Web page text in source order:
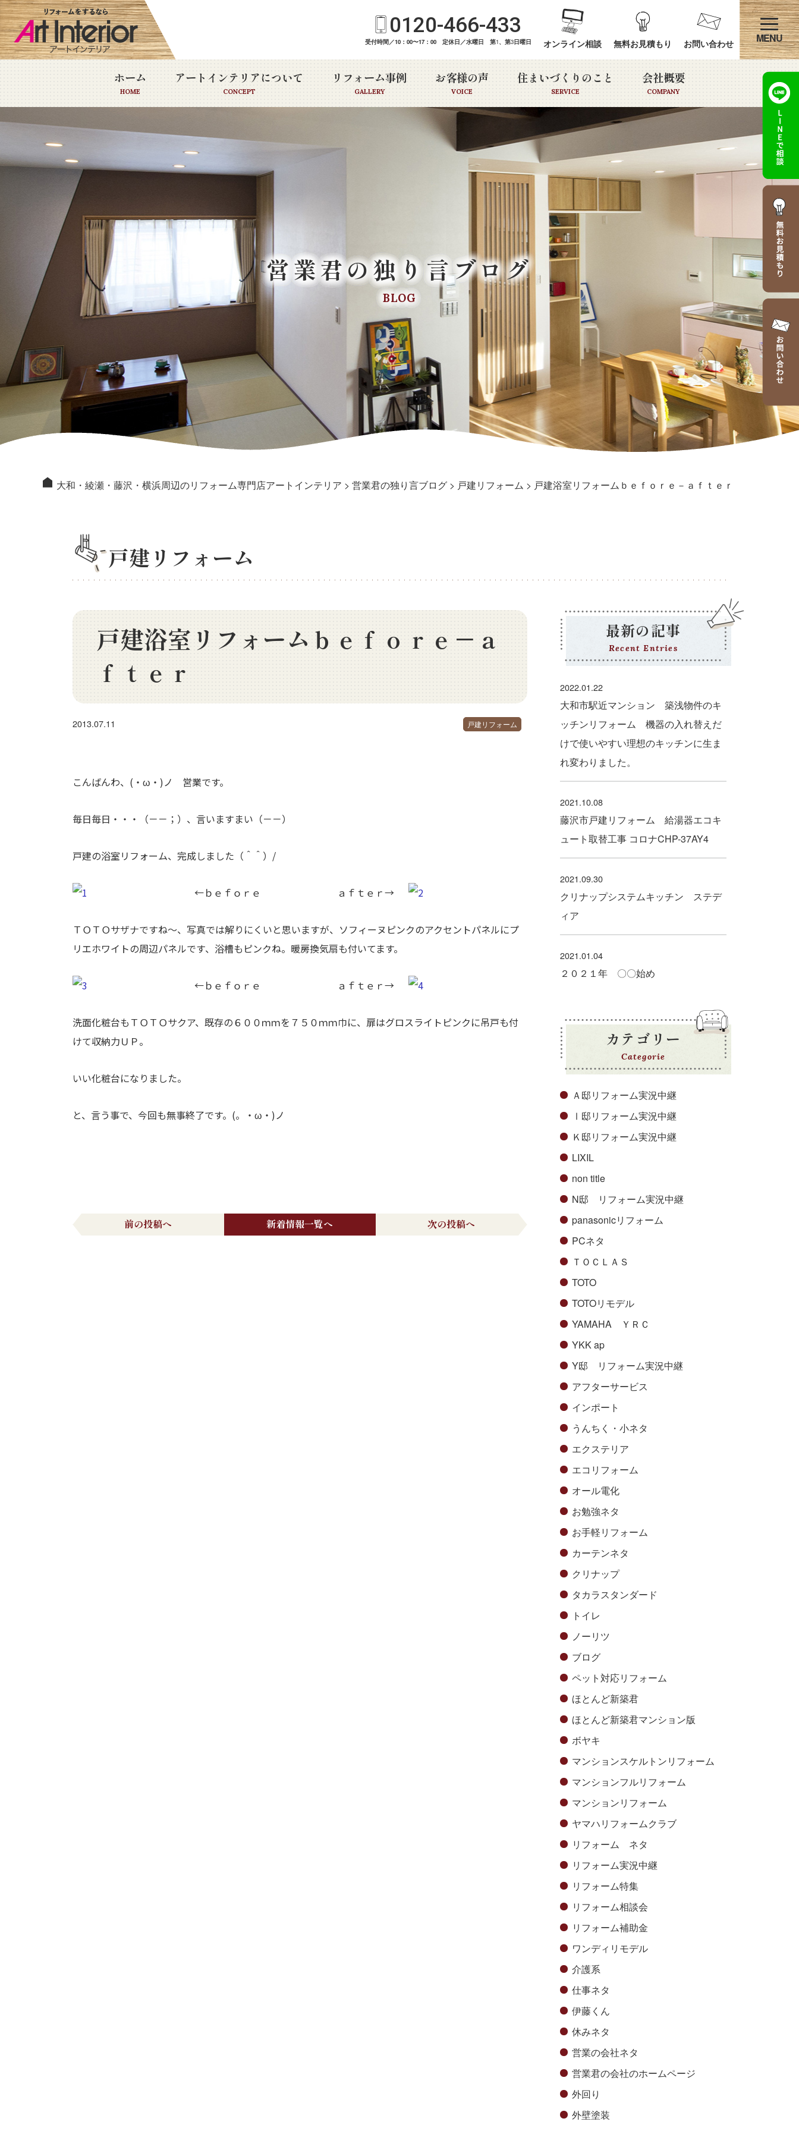
0120-466-433
受付時間／10：00〜17：00 定休日／水曜日 第1 、第3日曜日 オンライン相談 無料お見積もり お問い合わせ
ホーム
HOME
アートインテリアについて
CONCEPT
リフォーム事例
GALLERY
お客様の声
VOICE
住まいづくりのこと
SERVICE
会社概要
COMPANY
営業君の独り言ブログ
BLOG
大和・綾瀬・藤沢・横浜周辺のリフォーム専門店アートインテリア > 営業君の独り言ブログ > 戸建リフォーム > 戸建浴室リフォームｂｅｆｏｒｅ－ａｆｔｅｒ
戸建リフォーム
戸建浴室リフォームｂｅｆｏｒｅ－ａ
ｆｔｅｒ
2013.07.11 戸建リフォーム
こんばんわ、(・ω・)ノ 営業です。
毎日毎日・・・（－－；）、言いますまい（－－）
戸建の浴室リフォーム、完成しました（＾＾）/
←ｂｅｆｏｒｅ ａｆｔｅｒ→
ＴＯＴＯサザナですね～、写真では解りにくいと思いますが、ソフィーヌピンクのアクセントパネルにプ
リエホワイトの周辺パネルです、浴槽もピンクね。暖房換気扇も付いてます。
←ｂｅｆｏｒｅ ａｆｔｅｒ→
洗面化粧台もＴＯＴＯサクア、既存の６００ｍｍを７５０ｍｍ巾に、扉はグロスライトピンクに吊戸も付
けて収納力ＵＰ。
いい化粧台になりました。
と、言う事で、今回も無事終了です。(。・ω・)ノ
前の投稿へ 新着情報一覧へ 次の投稿へ
最新の記事
Recent Entries
2022.01.22
大和市駅近マンション 築浅物件のキ
ッチンリフォーム 機器の入れ替えだ
けで使いやすい理想のキッチンに生ま
れ変わりました。
2021.10.08
藤沢市戸建リフォーム 給湯器エコキ
ュート取替工事 コロナCHP-37AY4
2021.09.30
クリナップシステムキッチン ステデ
ィア
2021.01.04
２０２１年 〇〇始め
カテゴリー
Categorie
Ａ邸リフォーム実況中継
Ⅰ邸リフォーム実況中継
Ｋ邸リフォーム実況中継
LIXIL
non title
N邸 リフォーム実況中継
panasonicリフォーム
PCネタ
ＴＯＣＬＡＳ
TOTO
TOTOリモデル
YAMAHA ＹＲＣ
YKK ap
Y邸 リフォーム実況中継
アフターサービス
インポート
うんちく・小ネタ
エクステリア
エコリフォーム
オール電化
お勉強ネタ
お手軽リフォーム
カーテンネタ
クリナップ
タカラスタンダード
トイレ
ノーリツ
ブログ
ペット対応リフォーム
ほとんど新築君
ほとんど新築君マンション版
ボヤキ
マンションスケルトンリフォーム
マンションフルリフォーム
マンションリフォーム
ヤマハリフォームクラブ
リフォーム ネタ
リフォーム実況中継
リフォーム特集
リフォーム相談会
リフォーム補助金
ワンディリモデル
介護系
仕事ネタ
伊藤くん
休みネタ
営業の会社ネタ
営業君の会社のホームページ
外回り
外壁塗装